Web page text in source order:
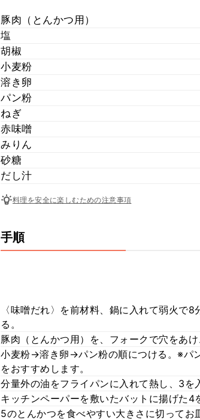
豚肉（とんかつ用）
塩
胡椒
小麦粉
溶き卵
パン粉
ねぎ
赤味噌
みりん
砂糖
だし汁
料理を安全に楽しむための注意事項
手順
〈味噌だれ〉を前材料、鍋に入れて弱火で
る。
豚肉（とんかつ用）を、フォークで穴をあけ
小麦粉→溶き卵→パン粉の順につける。※パ
をおすすめします。
分量外の油をフライパンに入れて熱し、3を
キッチンペーパーを敷いたバットに揚げた4
5のとんかつを食べやすい大きさに切って